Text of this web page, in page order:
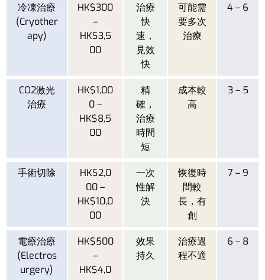
冷凍治療
(Cryother
apy)
HK$300
–
HK$3,5
00
治療
快
速，
見效
快
可能需
要多次
治療
4 – 6
CO2激光
治療
HK$1,00
0 –
HK$8,5
00
精
確，
治療
時間
短
成本較
高
3 – 5
手術切除
HK$2,0
00 –
HK$10,0
00
一次
性解
決
恢復時
間較
長，有
創
7 – 9
電療治療
(Electros
urgery)
HK$500
–
HK$4,0
效果
持久
治療過
程不適
6 – 8